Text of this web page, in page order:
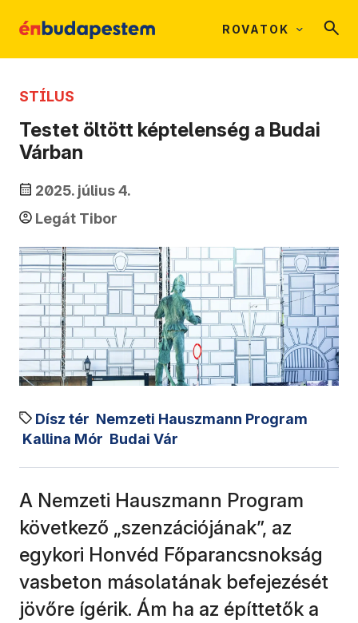
ROVATOK
STÍLUS
Testet öltött képtelenség a Budai
Várban
2025. július 4.
Legát Tibor
Dísz tér Nemzeti Hauszmann Program
Kallina Mór Budai Vár
A Nemzeti Hauszmann Program
következő „szenzációjának”, az
egykori Honvéd Főparancsnokság
vasbeton másolatának befejezését
jövőre ígérik. Ám ha az építtetők a